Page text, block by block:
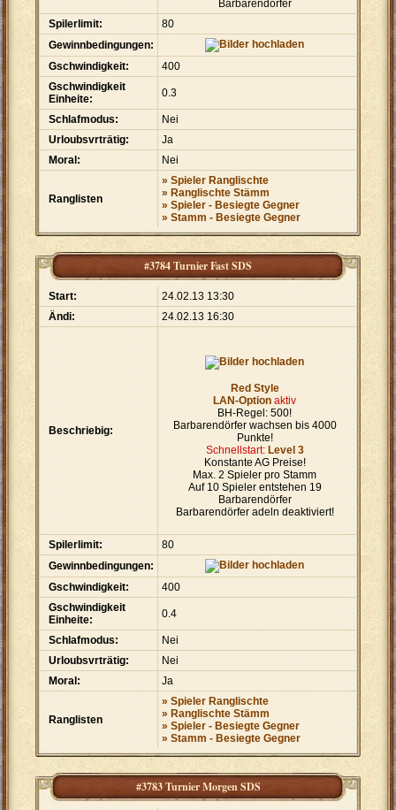
Barbarendörfer
Spilerlimit:
80
Gewinnbedingungen:
Gschwindigkeit:
400
Gschwindigkeit
Einheite:
0.3
Schlafmodus:
Nei
Urloubsvrträtig:
Ja
Moral:
Nei
Ranglisten
» Spieler Ranglischte
» Ranglischte Stämm
» Spieler - Besiegte Gegner
» Stamm - Besiegte Gegner
#3784 Turnier Fast SDS
Start:
24.02.13 13:30
Ändi:
24.02.13 16:30
Beschriebig:
Red Style
LAN-Option aktiv
BH-Regel: 500!
Barbarendörfer wachsen bis 4000
Punkte!
Schnellstart: Level 3
Konstante AG Preise!
Max. 2 Spieler pro Stamm
Auf 10 Spieler entstehen 19
Barbarendörfer
Barbarendörfer adeln deaktiviert!
Spilerlimit:
80
Gewinnbedingungen:
Gschwindigkeit:
400
Gschwindigkeit
Einheite:
0.4
Schlafmodus:
Nei
Urloubsvrträtig:
Nei
Moral:
Ja
Ranglisten
» Spieler Ranglischte
» Ranglischte Stämm
» Spieler - Besiegte Gegner
» Stamm - Besiegte Gegner
#3783 Turnier Morgen SDS